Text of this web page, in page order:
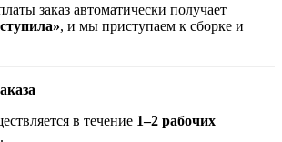
заказ автоматически получает
, и мы приступаем к сборке и
в течение 1–2 рабочих